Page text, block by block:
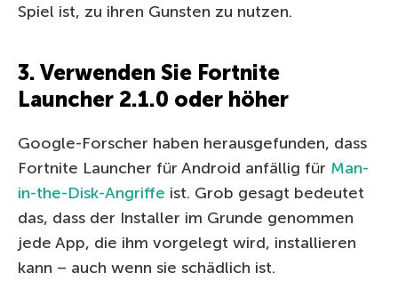
Spiel ist, zu ihren Gunsten zu nutzen.
3. Verwenden Sie Fortnite
Launcher 2.1.0 oder höher
Google-Forscher haben herausgefunden, dass
Fortnite Launcher für Android anfällig für Man-
in-the-Disk-Angriffe ist. Grob gesagt bedeutet
das, dass der Installer im Grunde genommen
jede App, die ihm vorgelegt wird, installieren
kann – auch wenn sie schädlich ist.